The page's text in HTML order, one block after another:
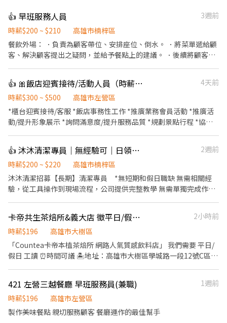
👍 早班服務人員
3週前
時薪$200 ~ $210
高雄市楠梓區
餐飲外場： ．負責為顧客帶位、安排座位、倒水。 ．將菜單遞給顧
客、解決顧客提出之疑問，並給予餐點上的建議。 ．後續將顧客點
負責結帳、收銀等工作。 餐飲內場： ．擔任廚師的助手，處理烹飪
前與烹飪中之準備工作與其他餐廳相關事務。 ．負責洗、剝、削、
切各種食材。 ．負責清理工作環境、設備和餐具。 ．準備不同餐點
所需要的食材。 ．協助測量食材的容量與重量。 ．負責擺盤、打包
外帶服務。
👍 🎀飯店迎賓接待/活動人員（時薪300-500含獎金)另徵飯店優質清潔房務
4天前
時薪$300 ~ $500
高雄市左營區
*櫃台迎賓接待/客服 *飯店事務性工作 *推廣業務會員活動 *推廣活
動/提升形象展示 *詢問滿意度/提升服務品質 *規劃景點行程 *協助
👍 沐沐清潔專員｜無經驗可｜日領現金
2週前
時薪$200 ~ $220
高雄市楠梓區
沐沐清潔招募【長期】清潔專員 *無短期和假日職缺 無需相關經
驗，從工具操作到現場流程，公司提供完整教學 無需單獨完成作
都誠摯歡迎你加入 ▍工作內容 與清潔團隊前往案場，依主管指示執
行清潔服務 團隊分工合作，不需一人作業 ▍工作地點 皆在大高雄地
區，每日需配合不同案場地點調動 （可自行前往或選擇搭乘公司
車） ▍薪資待遇 時薪200元起，日領現金 依工作表現調整薪資，表
但無法固定每周休 排班彈性可依個人情況協調 ▍其他說明 ．請提前
預約時間且攜帶履歷表前往面試 ．本公司依法規定員工皆須投保勞
健保 ．具備責任感，避免頻繁臨時請假 ．具備良好時間觀念，能準
時出勤
卡帝共生茶焙所&義大店 徵平日/假日工讀（時間彈性）
2小時前
時薪$196
高雄市大樹區
「Countea卡帝本植茶焙所 網路人氣質感飲料店」 我們需要 平日/
假日 工讀 ⏰時間可議 🏝地址：高雄市大樹區學城路一段12號C區
同事顏值高、親切，工作氛圍良好，有獨立整潔的員工休息室 含績
效獎金 高級原生茶免費暢飲 🏞我們販賣香氣、販賣美好的茶空間，
希望美好的你一起加入 📞可私訊、留言或撥打電話0966228658 徵
421 左營三越餐廳 早班服務員(兼職)
1週前
時薪$196
高雄市左營區
製作美味餐點 親切服務顧客 餐廳運作的最佳幫手